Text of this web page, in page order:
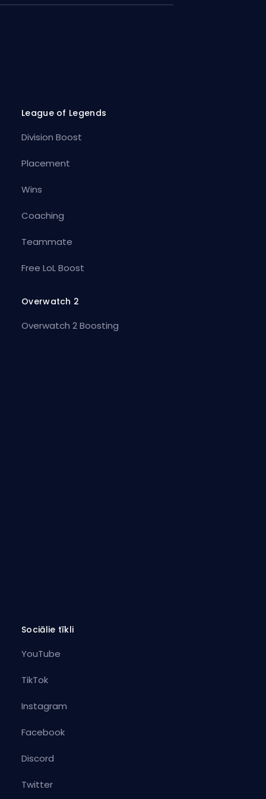
League of Legends
Division Boost
Placement
Wins
Coaching
Teammate
Free LoL Boost
Overwatch 2
Overwatch 2 Boosting
Sociālie tīkli
YouTube
TikTok
Instagram
Facebook
Discord
Twitter